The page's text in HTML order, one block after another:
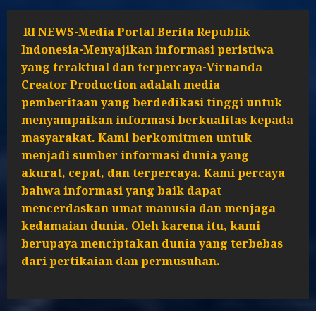
RI NEWS-Media Portal Berita Republik
Indonesia-Menyajikan informasi peristiwa
yang teraktual dan terpercaya-Virnanda
Creator Production adalah media
pemberitaan yang berdedikasi tinggi untuk
menyampaikan informasi berkualitas kepada
masyarakat. Kami berkomitmen untuk
menjadi sumber informasi dunia yang
akurat, cepat, dan terpercaya. Kami percaya
bahwa informasi yang baik dapat
mencerdaskan umat manusia dan menjaga
kedamaian dunia. Oleh karena itu, kami
berupaya menciptakan dunia yang terbebas
dari pertikaian dan permusuhan.